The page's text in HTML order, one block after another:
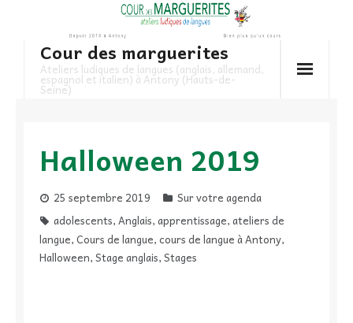
content
Cour des marguerites
Ateliers ludiques de langues (anglais, allemand,
espagnol et italien) à Antony (Hauts-de-
Seine)
Halloween 2019
25 septembre 2019
Sur votre agenda
adolescents,Anglais,apprentissage,ateliers de
langue,Cours de langue,cours de langue à Antony,
Halloween,Stage anglais,Stages